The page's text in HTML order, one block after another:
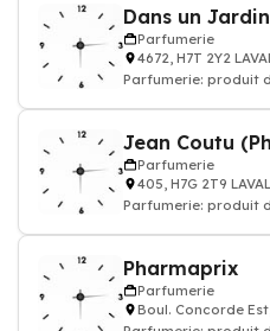
Dans un
Parfumerie
4672, H7T 2Y2
Parfumerie: produit de beauté
Jean Coutu
Parfumerie
405, H7G 2T9 LAVAL
Parfumerie: produit de beauté
Pharmaprix
Parfumerie
Boul. Concorde Est,